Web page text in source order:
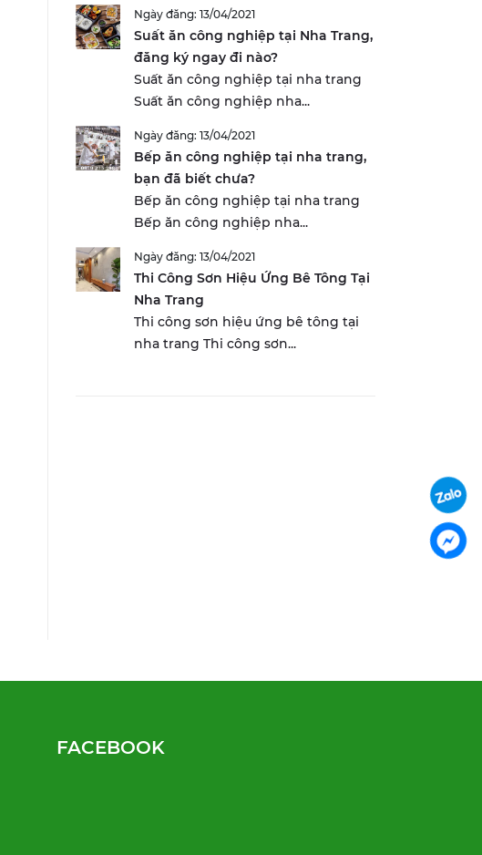
Ngày đăng: 13/04/2021
Suất ăn công nghiệp tại Nha Trang,
đăng ký ngay đi nào?
Suất ăn công nghiệp tại nha trang
Suất ăn công nghiệp nha...
Ngày đăng: 13/04/2021
Bếp ăn công nghiệp tại nha trang,
bạn đã biết chưa?
Bếp ăn công nghiệp tại nha trang
Bếp ăn công nghiệp nha...
Ngày đăng: 13/04/2021
Thi Công Sơn Hiệu Ứng Bê Tông Tại
Nha Trang
Thi công sơn hiệu ứng bê tông tại
nha trang Thi công sơn...
FACEBOOK